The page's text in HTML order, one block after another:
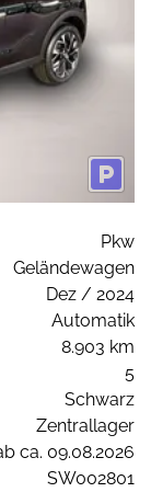
Pkw
Geländewagen
Dez / 2024
Automatik
8.903 km
5
Schwarz
Zentrallager
ca. 09.08.2026
SW002801